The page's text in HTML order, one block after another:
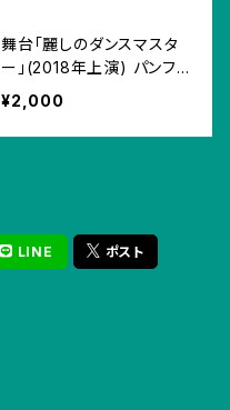
舞台「麗しのダンスマスタ
ー」(2018年上演) パンフレ
ット
¥2,000
LINE ポスト